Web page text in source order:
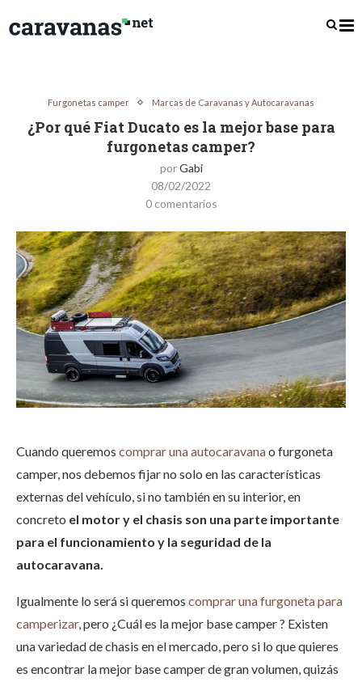
Furgonetas camper Marcas de Caravanas y Autocaravanas
¿Por qué Fiat Ducato es la mejor base para
furgonetas camper?
porGabi
08/02/2022
0 comentarios
Cuando queremos comprar una autocaravanao furgoneta
camper, nos debemos fijar no solo en las características
externas del vehículo, si no también en su interior, en
concreto el motor y el chasis son una parte importante
para el funcionamiento y la seguridad de la
autocaravana.
Igualmente lo será si queremos comprar una furgoneta para
camperizar, pero ¿Cuál es la mejor base camper ? Existen
una variedad de chasis en el mercado, pero si lo que quieres
es encontrar la mejor base camper de gran volumen, quizás